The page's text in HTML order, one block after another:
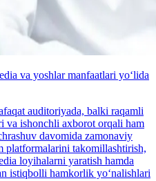
va yoshlar manfaatlari yo‘lida
auditoriyada, balki raqamli
va ishonchli axborot orqali ham
davomida zamonaviy
platformalarini takomillashtirish,
loyihalarni yaratish hamda
istiqbolli hamkorlik yo‘nalishlari